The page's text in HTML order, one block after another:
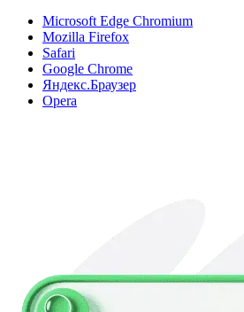
Microsoft Edge Chromium
Mozilla Firefox
Safari
Google Chrome
Яндекс.Браузер
Opera